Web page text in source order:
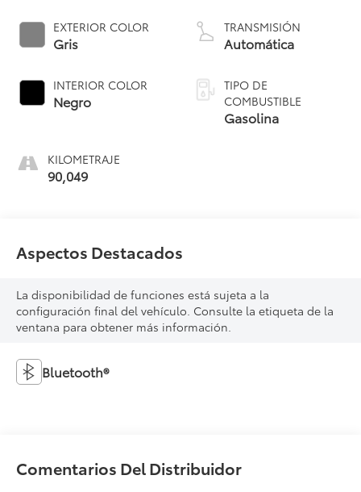
EXTERIOR COLOR
Gris
INTERIOR COLOR
Negro
KILOMETRAJE
90,049
TRANSMISIÓN
Automática
TIPO DE
COMBUSTIBLE
Gasolina
Aspectos Destacados
La disponibilidad de funciones está sujeta a la
configuración final del vehículo. Consulte la etiqueta de la
ventana para obtener más información.
Bluetooth®
Comentarios Del Distribuidor